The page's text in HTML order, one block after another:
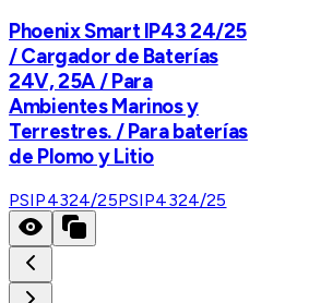
Phoenix Smart IP43 24/25
/ Cargador de Baterías
24V, 25A / Para
Ambientes Marinos y
Terrestres. / Para baterías
de Plomo y Litio
PSIP4324/25PSIP4324/25